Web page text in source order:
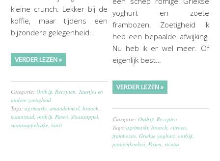
kleine crunch. Lekker bij de
koffie, maar tijdens een
bijzondere gelegenheid…
VERDER LEZEN »
Categorie:Ontbijt Recepten ,Taartjes en
andere zoetigheid
Tags:agrimarkt ,amandelmeel ,brunch
maanzaad ,ontbijt Pasen ,sinaasappel
sinaasappelcake ,taart
yoghurt en zoete
frambozen. Zoetigheid Ik
heb een bepaalde afwijking.
Nu heb ik er wel meer. Of
eigenlijk best…
VERDER LEZEN »
Categorie:Ontbijt Recepten
Tags:agrimarkt ,brunch ,citroen
frambozen ,Griekse yoghurt ,ontbijt
pannenkoeken Pasen ricotta